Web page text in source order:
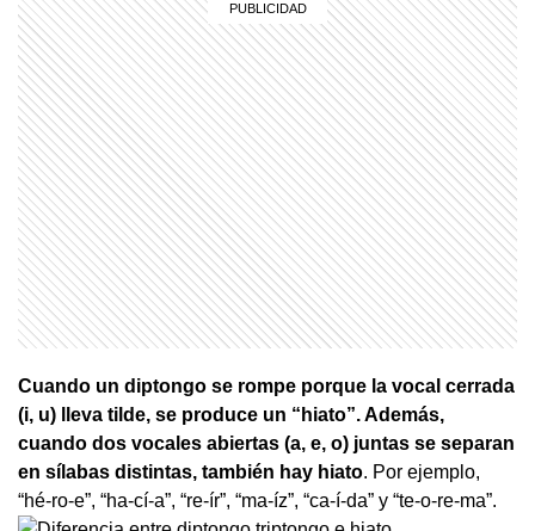
Cuando un diptongo se rompe porque la vocal cerrada
(i, u) lleva tilde, se produce un “hiato”. Además,
cuando dos vocales abiertas (a, e, o) juntas se separan
en sílabas distintas, también hay hiato. Por ejemplo,
“hé-ro-e”, “ha-cí-a”, “re-ír”, “ma-íz”, “ca-í-da” y “te-o-re-ma”.